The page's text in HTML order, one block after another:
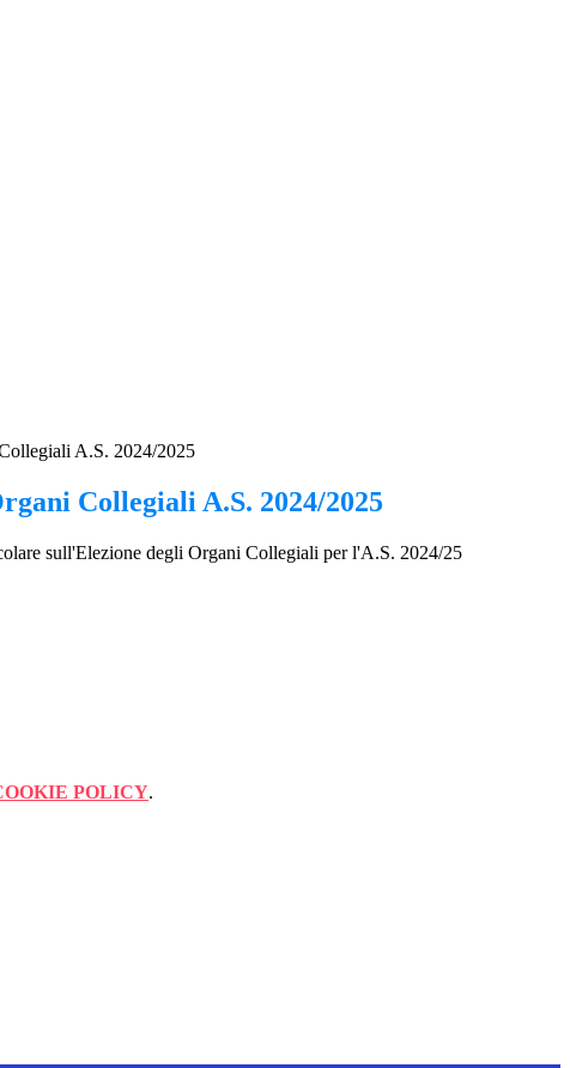
A.S. 2024/2025
Collegiali A.S. 2024/2025
sull'Elezione degli Organi Collegiali per l'A.S. 2024/25
POLICY.